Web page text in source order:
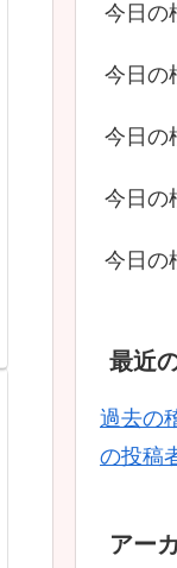
今日の
今日の
今日の
今日の
今日の
最近
過去の
の投稿
アー